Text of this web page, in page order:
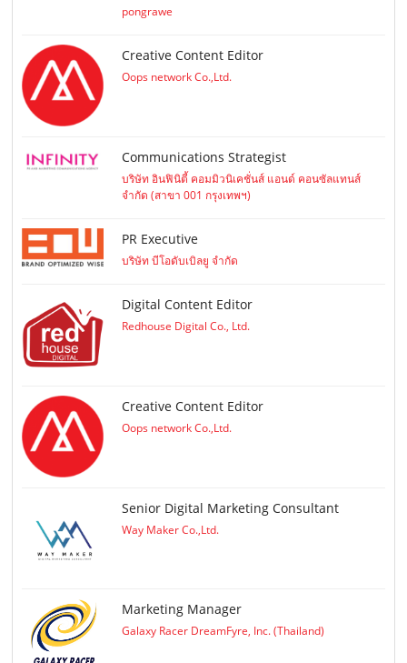
pongrawe
Creative Content Editor
Oops network Co.,Ltd.
Communications Strategist
บริษัท อินฟินิตี้ คอมมิวนิเคชั่นส์ แอนด์ คอนซัลแทนส์
จำกัด (สาขา 001 กรุงเทพฯ)
PR Executive
บริษัท บีโอดับเบิลยู จำกัด
Digital Content Editor
Redhouse Digital Co., Ltd.
Creative Content Editor
Oops network Co.,Ltd.
Senior Digital Marketing Consultant
Way Maker Co.,Ltd.
Marketing Manager
Galaxy Racer DreamFyre, Inc. (Thailand)